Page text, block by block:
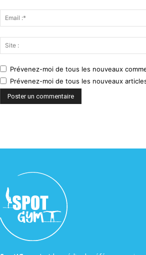
Prévenez-moi de tous les nouveaux
Prévenez-moi de tous les nouveaux